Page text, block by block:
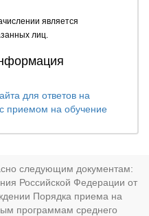
является
лиц.
для ответов на
приемом на обучение
следующим документам:
Российской Федерации от
Порядка приема на
программам среднего